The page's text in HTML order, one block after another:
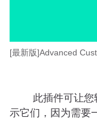
[最新版]Advanced
此插件可让您
示它们，因为需要